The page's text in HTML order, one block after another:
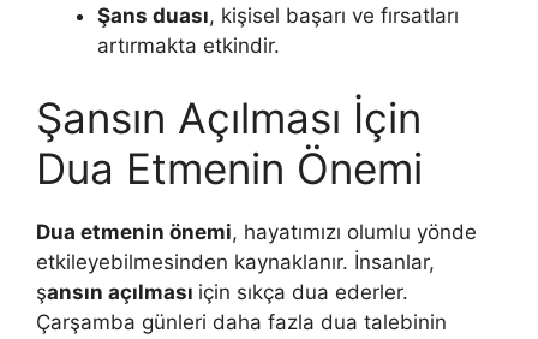
Şans duası, kişisel başarı ve fırsatları
artırmakta etkindir.
Şansın Açılması İçin
Dua Etmenin Önemi
Dua etmenin önemi, hayatımızı olumlu yönde
etkileyebilmesinden kaynaklanır. İnsanlar,
şansın açılması için sıkça dua ederler.
Çarşamba günleri daha fazla dua talebinin